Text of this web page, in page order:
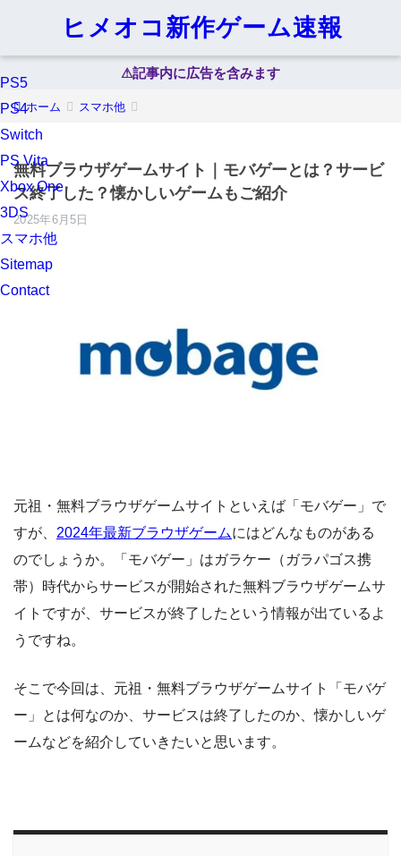
ヒメオコ新作ゲーム速報
PS5
PS4
Switch
PS Vita
Xbox One
3DS
スマホ他
Sitemap
Contact
⚠︎記事内に広告を含みます
ホーム スマホ他
無料ブラウザゲームサイト｜モバゲーとは？サービ
ス終了した？懐かしいゲームもご紹介
2025年6月5日
元祖・無料ブラウザゲームサイトといえば「モバゲー」で
すが、 2024年最新ブラウザゲームにはどんなものがある
のでしょうか。「モバゲー」はガラケー（ガラパゴス携
帯）時代からサービスが開始された無料ブラウザゲームサ
イトですが、サービスが終了したという情報が出ているよ
うですね。
そこで今回は、元祖・無料ブラウザゲームサイト「モバゲ
ー」とは何なのか、サービスは終了したのか、懐かしいゲ
ームなどを紹介していきたいと思います。